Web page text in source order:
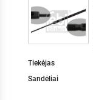
Tiekėjas
Sandėliai